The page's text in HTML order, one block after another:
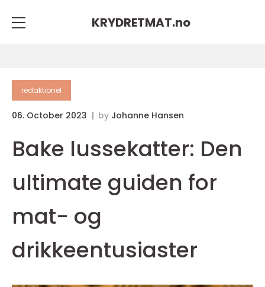
KRYDRETMAT.no
redaktionel
06. October 2023 by Johanne Hansen
Bake lussekatter: Den
ultimate guiden for
mat- og
drikkeentusiaster